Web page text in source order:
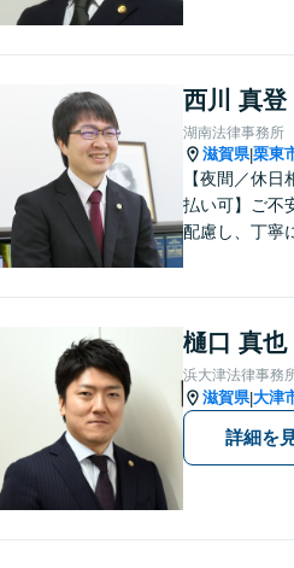
西川 真登
湖南法律事務所
滋賀県|栗東
【夜間／休日
払い可】ご不
配慮し、丁寧
樋口 真也
浜大津法律事務
滋賀県|大津
詳細を